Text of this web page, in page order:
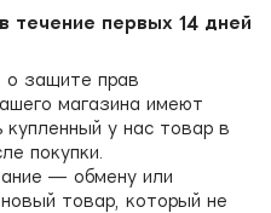
течение первых 14 дней
о защите прав
магазина имеют
купленный у нас товар в
покупки.
— обмену или
товар, который не